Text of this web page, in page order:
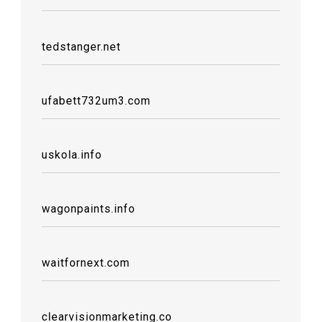
tedstanger.net
ufabett732um3.com
uskola.info
wagonpaints.info
waitfornext.com
clearvisionmarketing.co